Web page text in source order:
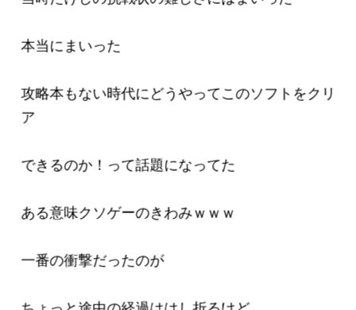
本当にまいった
攻略本もない時代にどうやってこのソフトをクリ
ア
できるのか！って話題になってた
ある意味クソゲーのきわみｗｗｗ
一番の衝撃だったのが